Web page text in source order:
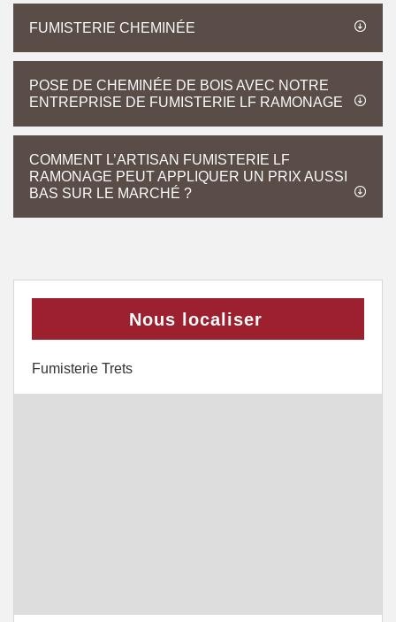
FUMISTERIE CHEMINÉE
POSE DE CHEMINÉE DE BOIS AVEC NOTRE
ENTREPRISE DE FUMISTERIE LF RAMONAGE
COMMENT L’ARTISAN FUMISTERIE LF
RAMONAGE PEUT APPLIQUER UN PRIX AUSSI
BAS SUR LE MARCHÉ ?
Nous localiser
Fumisterie Trets